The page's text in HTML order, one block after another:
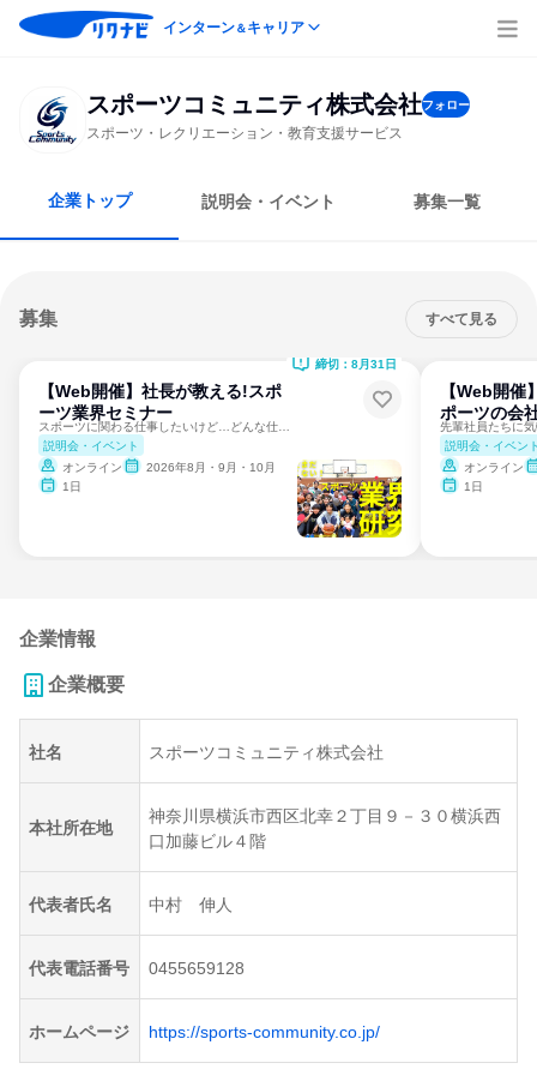
インターン＆キャリア
スポーツコミュニティ株式会社フォロー
スポーツ・レクリエーション・教育支援サービス
企業トップ 説明会・イベント 募集一覧
募集 すべて見る
【Web開催】社長が教える!スポ
ーツ業界セミナー
説明会・イベント
オンライン
2026年8月・9月・10月
1日
締切：8月31日
【Web開催
ポーツの会
説明会・イベン
オンライン
1日
企業情報
企業概要
社名 スポーツコミュニティ株式会社
本社所在地
神奈川県横浜市西区北幸２丁目９－３０横浜西
口加藤ビル４階
代表者氏名 中村 伸人
代表電話番号 0455659128
ホームページ https://sports-community.co.jp/